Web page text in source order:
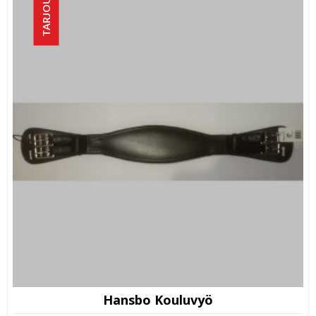
TARJOUS!
Hansbo Kouluvyö